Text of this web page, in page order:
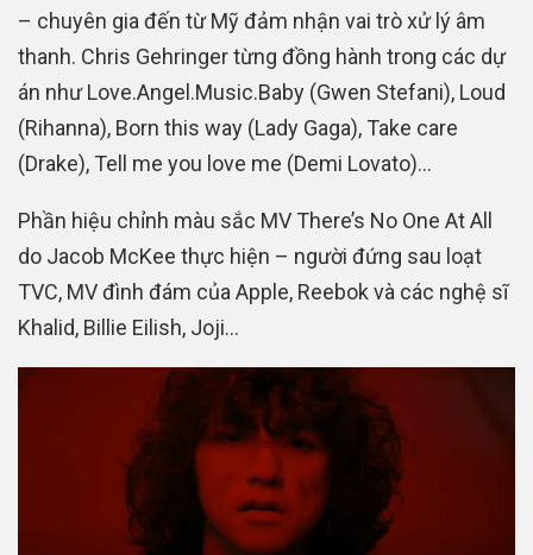
– chuyên gia đến từ Mỹ đảm nhận vai trò xử lý âm
thanh. Chris Gehringer từng đồng hành trong các dự
án như Love.Angel.Music.Baby (Gwen Stefani), Loud
(Rihanna), Born this way (Lady Gaga), Take care
(Drake), Tell me you love me (Demi Lovato)…
Phần hiệu chỉnh màu sắc MV There’s No One At All
do Jacob McKee thực hiện – người đứng sau loạt
TVC, MV đình đám của Apple, Reebok và các nghệ sĩ
Khalid, Billie Eilish, Joji…